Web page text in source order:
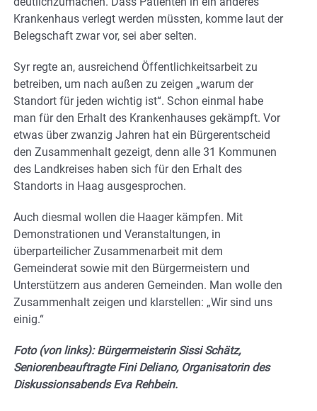
Krankenhaus verlegt werden müssten, komme laut der
Belegschaft zwar vor, sei aber selten.
Syr regte an, ausreichend Öffentlichkeitsarbeit zu
betreiben, um nach außen zu zeigen „warum der
Standort für jeden wichtig ist“. Schon einmal habe
man für den Erhalt des Krankenhauses gekämpft. Vor
etwas über zwanzig Jahren hat ein Bürgerentscheid
den Zusammenhalt gezeigt, denn alle 31 Kommunen
des Landkreises haben sich für den Erhalt des
Standorts in Haag ausgesprochen.
Auch diesmal wollen die Haager kämpfen. Mit
Demonstrationen und Veranstaltungen, in
überparteilicher Zusammenarbeit mit dem
Gemeinderat sowie mit den Bürgermeistern und
Unterstützern aus anderen Gemeinden. Man wolle den
Zusammenhalt zeigen und klarstellen: „Wir sind uns
einig.“
Foto (von links): Bürgermeisterin Sissi Schätz,
Seniorenbeauftragte Fini Deliano, Organisatorin des
Diskussionsabends Eva Rehbein.